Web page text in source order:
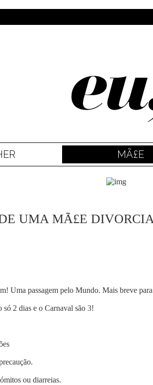
MÃ£E
UMA MÃ£E
Uma passagem pelo Mundo. Mais breve
só 2 dias e o Carnaval são 3!
ou diarreias.